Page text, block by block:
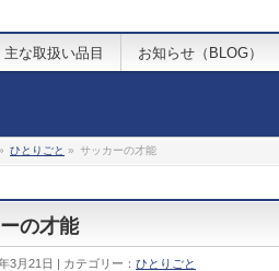
主な取扱い品目 お知らせ（BLOG）
ひとりごと » サッカーの才能
の才能
3月21日 | カテゴリー： ひとりごと